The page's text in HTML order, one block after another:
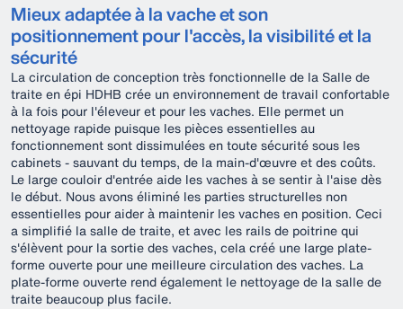
Mieux adaptée à la vache et son
positionnement pour l'accès, la visibilité et la
sécurité
La circulation de conception très fonctionnelle de la Salle de
traite en épi HDHB crée un environnement de travail confortable
à la fois pour l'éleveur et pour les vaches. Elle permet un
nettoyage rapide puisque les pièces essentielles au
fonctionnement sont dissimulées en toute sécurité sous les
cabinets - sauvant du temps, de la main-d'œuvre et des coûts.
Le large couloir d'entrée aide les vaches à se sentir à l'aise dès
le début. Nous avons éliminé les parties structurelles non
essentielles pour aider à maintenir les vaches en position. Ceci
a simplifié la salle de traite, et avec les rails de poitrine qui
s'élèvent pour la sortie des vaches, cela créé une large plate-
forme ouverte pour une meilleure circulation des vaches. La
plate-forme ouverte rend également le nettoyage de la salle de
traite beaucoup plus facile.